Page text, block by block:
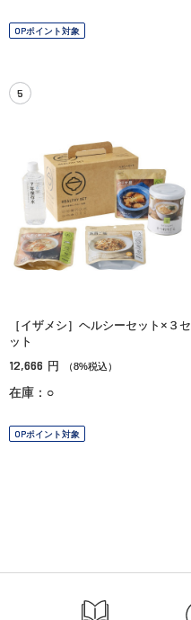
OPポイント対象
5
［イザメシ］ヘルシーセット×３セ
ット
12,666 円 （8%税込）
在庫：○
OPポイント対象